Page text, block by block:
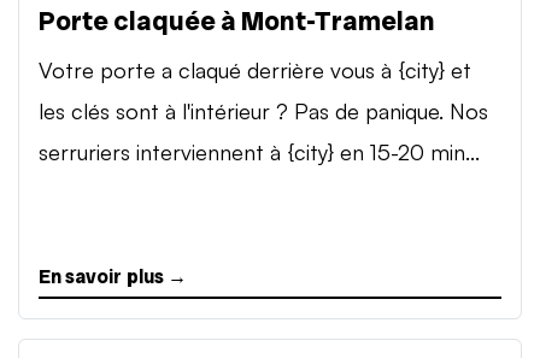
Porte claquée à Mont-Tramelan
Votre porte a claqué derrière vous à {city} et
les clés sont à l'intérieur ? Pas de panique. Nos
serruriers interviennent à {city} en 15-20 min...
En savoir plus →